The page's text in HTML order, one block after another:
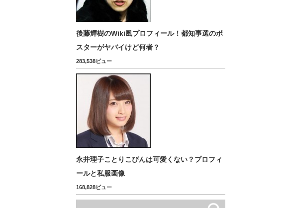
後藤輝樹のWiki風プロフィール！都知事選のポ
スターがヤバイけど何者？
283,538ビュー
永井理子ことりこぴんは可愛くない？プロフィ
ールと私服画像
168,828ビュー